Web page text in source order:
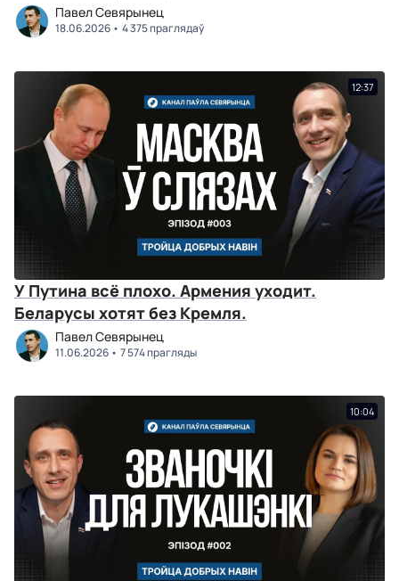
Павел Севярынец
18.06.2026 4 375 праглядаў
12:37
У Путина всё плохо. Армения уходит.
Беларусы хотят без Кремля.
Павел Севярынец
11.06.2026 7 574 прагляды
10:04